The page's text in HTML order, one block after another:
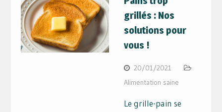
grillés : Nos
solutions pour
vous !
20/01/2021
Alimentation saine
Le grille-pain se